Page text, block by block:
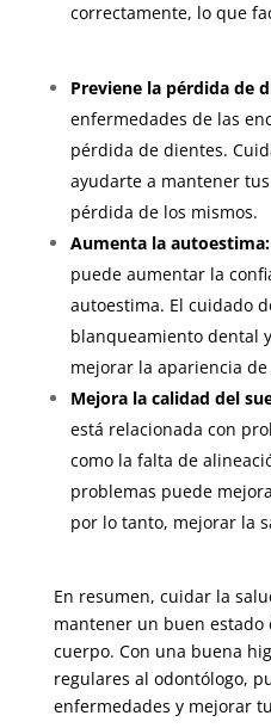
correctamente, lo que
Previene la pérdida de
enfermedades de las
pérdida de dientes.
ayudarte a mantener
pérdida de los mismos.
Aumenta la autoestima:
puede aumentar la
autoestima. El cuidado
blanqueamiento dental
mejorar la apariencia
Mejora la calidad del
está relacionada con
como la falta de
problemas puede
por lo tanto, mejorar la
En resumen, cuidar la
mantener un buen estado
cuerpo. Con una buena
regulares al odontólogo,
enfermedades y mejorar